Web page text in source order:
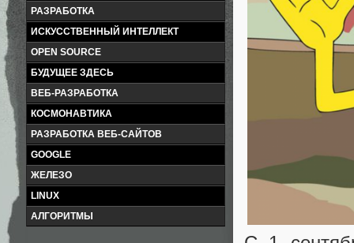
РАЗРАБОТКА
ИСКУССТВЕННЫЙ ИНТЕЛЛЕКТ
OPEN SOURCE
БУДУЩЕЕ ЗДЕСЬ
ВЕБ-РАЗРАБОТКА
КОСМОНАВТИКА
РАЗРАБОТКА ВЕБ-САЙТОВ
GOOGLE
ЖЕЛЕЗО
LINUX
АЛГОРИТМЫ